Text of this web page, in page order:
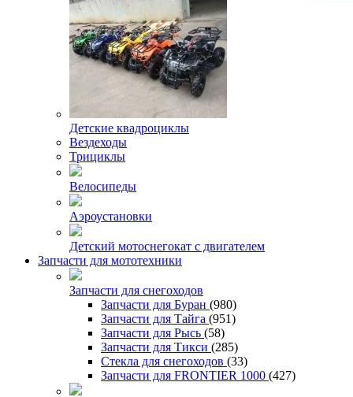
Детские квадроциклы
Вездеходы
Трициклы
Велосипеды
Аэроустановки
Детский мотоснегокат с двигателем
Запчасти для мототехники
Запчасти для снегоходов
Запчасти для Буран (980)
Запчасти для Тайга (951)
Запчасти для Рысь (58)
Запчасти для Тикси (285)
Стекла для снегоходов (33)
Запчасти для FRONTIER 1000 (427)